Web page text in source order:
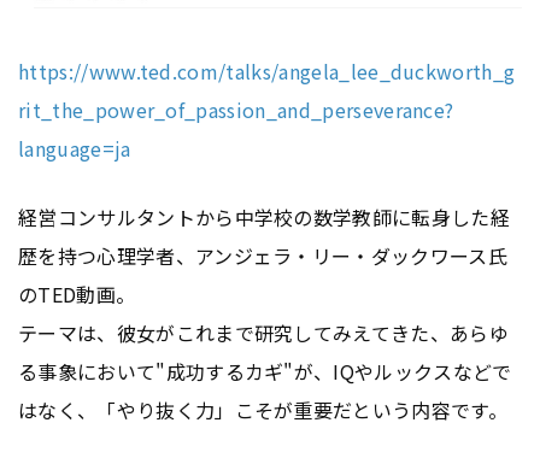
https://www.ted.com/talks/angela_lee_duckworth_g
rit_the_power_of_passion_and_perseverance?
language=ja
経営コンサルタントから中学校の数学教師に転身した経
歴を持つ心理学者、アンジェラ・リー・ダックワース氏
のTED動画。
テーマは、彼女がこれまで研究してみえてきた、あらゆ
る事象において"成功するカギ"が、IQやルックスなどで
はなく、「やり抜く力」こそが重要だという内容です。